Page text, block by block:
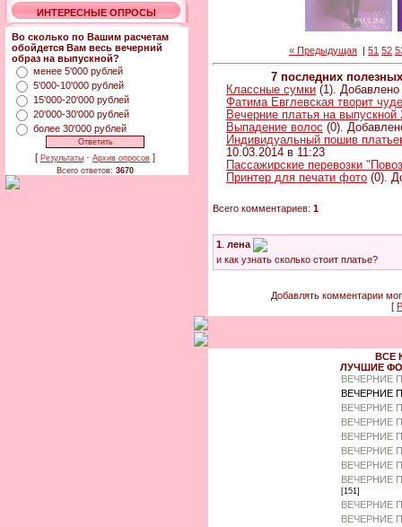
ИНТЕРЕСНЫЕ ОПРОСЫ
Во сколько по Вашим расчетам
обойдется Вам весь вечерний
образ на выпускной?
менее 5'000 рублей
5'000-10'000 рублей
15'000-20'000 рублей
20'000-30'000 рублей
более 30'000 рублей
[ Результаты · Архив опросов ]
Всего ответов: 3670
« Предыдущая | 51 52
7 последних
Классные сумки (1).
Фатима Евглевская творит
Вечерние платья на выпускной
Выпадение волос (0).
Индивидуальный пошив
10.03.2014 в 11:23
Пассажирские перевозки
Принтер для печати фото (0).
Всего комментариев: 1
1 лена
и как узнать сколько стоит платье?
Добавлять комментарии
[
ВСЕ
ЛУЧШИЕ
ВЕЧЕРНИЕ
ВЕЧЕРНИЕ
ВЕЧЕРНИЕ
ВЕЧЕРНИЕ
ВЕЧЕРНИЕ
ВЕЧЕРНИЕ
ВЕЧЕРНИЕ
ВЕЧЕРНИЕ
[151]
ВЕЧЕРНИЕ
ВЕЧЕРНИЕ